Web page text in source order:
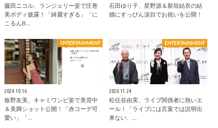
藤田ニコル、ランジェリー姿で圧巻
美ボディ披露！「綺麗すぎる」「に
こるんB…
石田ゆり子、星野源＆新垣結衣の結
婚にすっぴん涙目でお祝いを公開！
ENTERTAINMENT
2024.10.16
板野友美、キャミワンピ姿で美背中
＆美脚ショット公開！「赤コーデ可
愛い」「…
ENTERTAINMENT
2020.11.24
松任谷由実、ライブ関係者に熱いエ
ール！「ライブには言葉では説明出
来ない、…